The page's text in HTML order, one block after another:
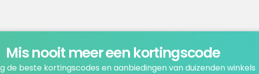
Mis nooit meer een kortingscode
de beste kortingscodes en aanbiedingen van duizenden winkels